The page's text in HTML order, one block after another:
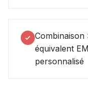
équivalent
personnalisé